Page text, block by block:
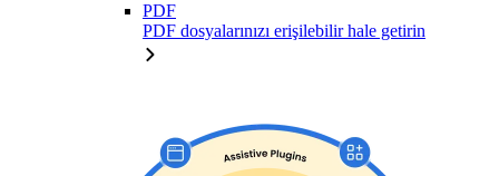
PDF
PDF dosyalarınızı erişilebilir hale getirin